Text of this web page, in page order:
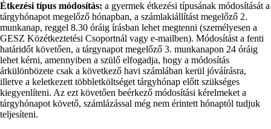
Étkezési típus módosítás: a gyermek étkezési típusának módosítását a
tárgyhónapot megelőző hónapban, a számlakiállítást megelőző 2.
munkanap, reggel 8.30 óráig írásban lehet megtenni (személyesen a
GESZ Közétkeztetési Csoportnál vagy e-mailben). Módosítást a fenti
határidőt követően, a tárgynapot megelőző 3. munkanapon 24 óráig
lehet kérni, amennyiben a szülő elfogadja, hogy a módosítás
árkülönbözete csak a következő havi számlában kerül jóváírásra,
illetve a keletkezett többletköltséget tárgyhónap előtt szükséges
kiegyenlíteni. Az ezt követően beérkező módosítási kérelmeket a
tárgyhónapot követő, számlázással még nem érintett hónaptól tudjuk
teljesíteni.